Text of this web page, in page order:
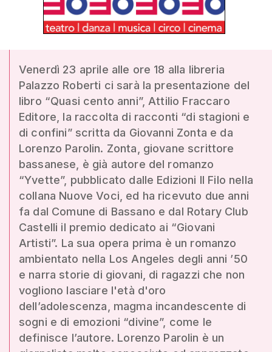
Venerdì 23 aprile alle ore 18 alla libreria
Palazzo Roberti ci sarà la presentazione del
libro “Quasi cento anni”, Attilio Fraccaro
Editore, la raccolta di racconti “di stagioni e
di confini” scritta da Giovanni Zonta e da
Lorenzo Parolin. Zonta, giovane scrittore
bassanese, è già autore del romanzo
“Yvette”, pubblicato dalle Edizioni Il Filo nella
collana Nuove Voci, ed ha ricevuto due anni
fa dal Comune di Bassano e dal Rotary Club
Castelli il premio dedicato ai “Giovani
Artisti”. La sua opera prima è un romanzo
ambientato nella Los Angeles degli anni ’50
e narra storie di giovani, di ragazzi che non
vogliono lasciare l'età d'oro
dell’adolescenza, magma incandescente di
sogni e di emozioni “divine”, come le
definisce l’autore. Lorenzo Parolin è un